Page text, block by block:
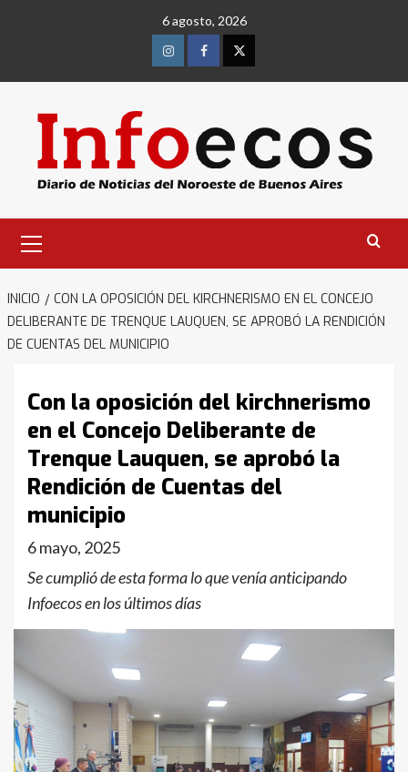
6 agosto, 2026
InstagramFacebookTwitter
primario
INICIO
CON LA OPOSICIÓN DEL KIRCHNERISMO EN EL CONCEJO
DELIBERANTE DE TRENQUE LAUQUEN, SE APROBÓ LA RENDICIÓN
DE CUENTAS DEL MUNICIPIO
Con la oposición del kirchnerismo
en el Concejo Deliberante de
Trenque Lauquen, se aprobó la
Rendición de Cuentas del
municipio
6 mayo, 2025
Se cumplió de esta forma lo que venía anticipando
Infoecos en los últimos días